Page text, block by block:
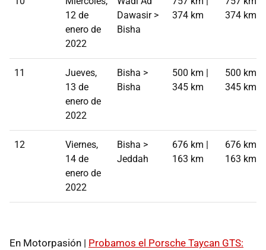
12 de
enero de
2022
Dawasir >
Bisha
374 km
374 km
11
Jueves,
13 de
enero de
2022
Bisha >
Bisha
500 km |
345 km
500 km |
345 km
12
Viernes,
14 de
enero de
2022
Bisha >
Jeddah
676 km |
163 km
676 km |
163 km
En Motorpasión | Probamos el Porsche Taycan GTS: